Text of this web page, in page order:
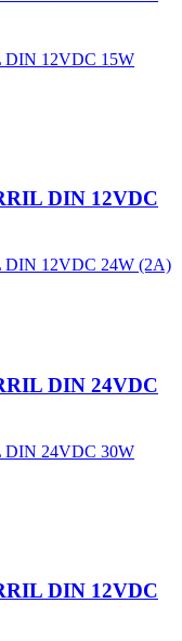
DIN 12VDC
DIN 24VDC
DIN 12VDC